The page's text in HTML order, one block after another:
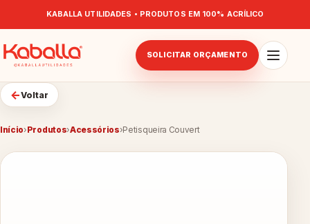
KABALLA UTILIDADES • PRODUTOS EM 100% ACRÍLICO
SOLICITAR ORÇAMENTO
←Voltar
Início› Produtos›Acessórios›Petisqueira Couvert